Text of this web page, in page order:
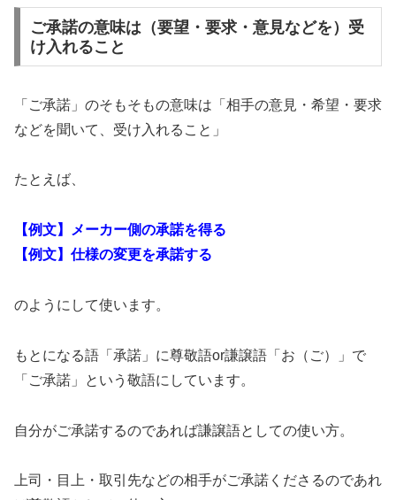
ご承諾の意味は（要望・要求・意見などを）受
け入れること
「ご承諾」のそもそもの意味は「相手の意見・希望・要求
などを聞いて、受け入れること」
たとえば、
【例文】メーカー側の承諾を得る
【例文】仕様の変更を承諾する
のようにして使います。
もとになる語「承諾」に尊敬語or謙譲語「お（ご）」で
「ご承諾」という敬語にしています。
自分がご承諾するのであれば謙譲語としての使い方。
上司・目上・取引先などの相手がご承諾くださるのであれ